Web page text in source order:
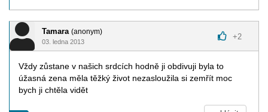
Tamara (anonym)
03. ledna 2013
+2
Vždy zůstane v našich srdcích hodně ji obdivuji byla to
úžasná zena měla těžký život nezasloužila si zemřít moc
bych ji chtěla vidět